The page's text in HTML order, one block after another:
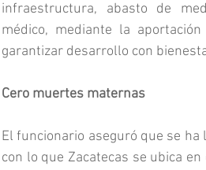
infraestructura, abasto de
médico, mediante la
garantizar desarrollo con
Cero muertes maternas
El funcionario aseguró que se
con lo que Zacatecas se ubica